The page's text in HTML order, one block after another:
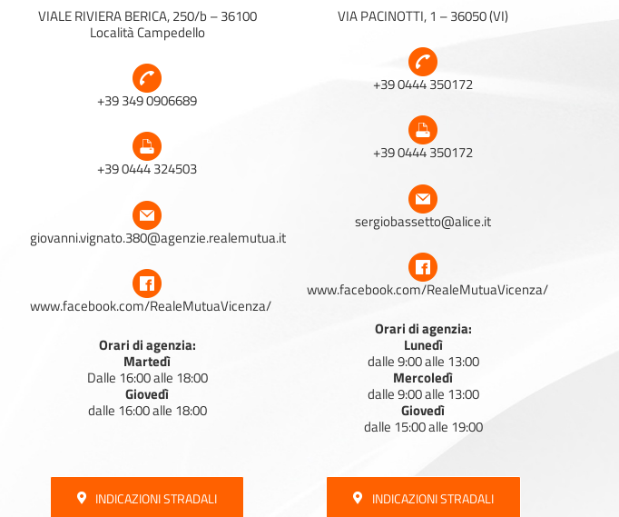
VIALE RIVIERA BERICA, 250/b – 36100
Località Campedello
+39 349 0906689
+39 0444 324503
giovanni.vignato.380@agenzie.realemutua.it
www.facebook.com/RealeMutuaVicenza/
Orari di agenzia:
Martedì
Dalle 16:00 alle 18:00
Giovedì
dalle 16:00 alle 18:00
VIA PACINOTTI, 1 – 36050 (VI)
+39 0444 350172
+39 0444 350172
sergiobassetto@alice.it
www.facebook.com/RealeMutuaVicenza/
Orari di agenzia:
Lunedì
dalle 9:00 alle 13:00
Mercoledì
dalle 9:00 alle 13:00
Giovedì
dalle 15:00 alle 19:00
INDICAZIONI STRADALI INDICAZIONI STRADALI